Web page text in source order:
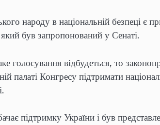
народу в національній безпеці є
був запропонований у Сенаті.
голосування відбудеться, то
палаті Конгресу підтримати
підтримку України і був